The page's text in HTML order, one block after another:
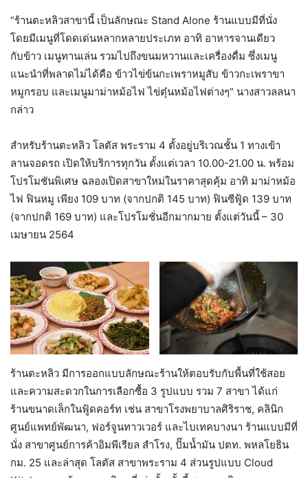
“ร้านตะหลิวสาขานี้ เป็นลักษณะ Stand Alone ร้านแบบมีที่นั่ง
โดยมีเมนูที่โดดเด่นหลากหลายประเภท อาทิ อาหารจานเดียว
กับข้าว เมนูทานเล่น รวมไปถึงขนมหวานและเครื่องดื่ม ซึ่งเมนู
แนะนำที่พลาดไม่ได้คือ ข้าวไข่ข้นกะเพราหมูสับ ข้าวกะเพราขา
หมูกรอบ และเมนูมาม่าหม้อไฟ ไข่ตุ๋นหม้อไฟต่างๆ” นางสาวลลนา
กล่าว
สำหรับร้านตะหลิว โลตัส พระราม 4 ตั้งอยู่บริเวณชั้น 1 ทางเข้า
ลานจอดรถ เปิดให้บริการทุกวัน ตั้งแต่เวลา 10.00-21.00 น. พร้อม
โปรโมชันพิเศษ ฉลองเปิดสาขาใหม่ในราคาสุดคุ้ม อาทิ มาม่าหม้อ
ไฟ ฟินหมู เพียง 109 บาท (จากปกติ 145 บาท) ฟินซีฟู้ด 139 บาท
(จากปกติ 169 บาท) และโปรโมชั่นอีกมากมาย ตั้งแต่วันนี้ – 30
เมษายน 2564
ร้านตะหลิว มีการออกแบบลักษณะร้านให้ตอบรับกับพื้นที่ใช้สอย
และความสะดวกในการเลือกซื้อ 3 รูปแบบ รวม 7 สาขา ได้แก่
ร้านขนาดเล็กในฟู้ดคอร์ท เช่น สาขาโรงพยาบาลศิริราช, คลินิก
ศูนย์แพทย์พัฒนา, ฟอร์จูนทาวเวอร์ และไบเทคบางนา ร้านแบบมีที่
นั่ง สาขาศูนย์การค้าอิมพีเรียล สำโรง, ปั๊มน้ำมัน ปตท. พหลโยธิน
กม. 25 และล่าสุด โลตัส สาขาพระราม 4 ส่วนรูปแบบ Cloud